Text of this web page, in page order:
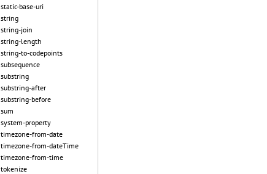
static-base-uri
string
string-join
string-length
string-to-codepoints
subsequence
substring
substring-after
substring-before
sum
system-property
timezone-from-date
timezone-from-dateTime
timezone-from-time
tokenize